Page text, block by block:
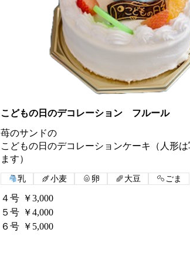
こどもの日のデコレーション フルール
苺のサンドの
こどもの日のデコレーションケーキ（人形は
４号 ￥3,000
５号 ￥4,000
６号 ￥5,000
乳 小麦 卵 大豆 ごま